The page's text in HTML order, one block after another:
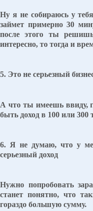
Ну я не собираюсь у
займет примерно 30
после этого ты
интересно, то тогда и
5. Это не серьезный
А что ты имеешь ввиду,
быть доход в 100 или 300
6. Я не думаю, что у
серьезный доход
Нужно попробовать
станет понятно, что
гораздо большую сумму.